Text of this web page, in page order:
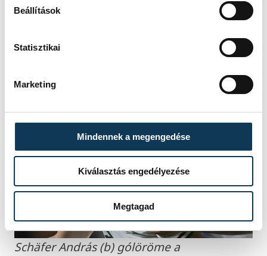
Beállítások
Statisztikai
Marketing
Mindennek a megengedése
Kiválasztás engedélyezése
Megtagad
kifejtett neki, akkor nagyon jó játékos lesz
Schäfer András (b) gólöröme a